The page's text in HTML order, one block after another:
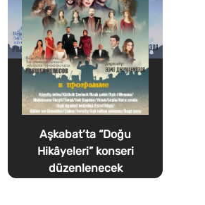
Aşkabat’ta “Doğu
Hikâyeleri” konseri
düzenlenecek